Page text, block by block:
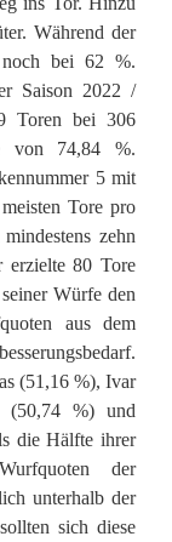
Während der
bei 62 %.
Saison 2022 /
Toren bei 306
von 74,84 %.
5 mit
Tore pro
zehn
erzielte 80 Tore
Würfe den
aus dem
(51,16 %), Ivar
(50,74 %) und
die Hälfte ihrer
der
unterhalb der
sich diese